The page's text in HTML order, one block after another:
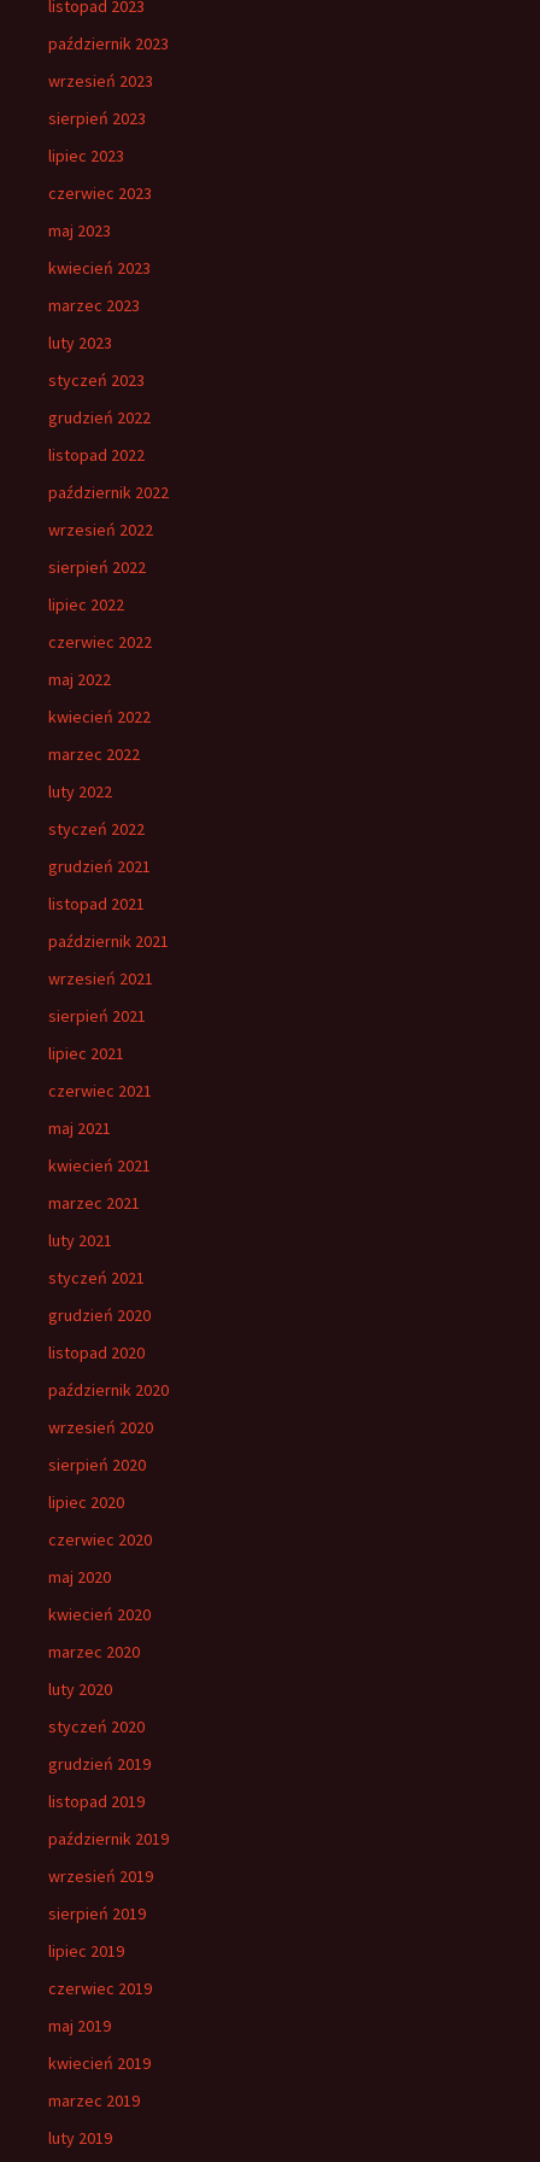
listopad 2023
październik 2023
wrzesień 2023
sierpień 2023
lipiec 2023
czerwiec 2023
maj 2023
kwiecień 2023
marzec 2023
luty 2023
styczeń 2023
grudzień 2022
listopad 2022
październik 2022
wrzesień 2022
sierpień 2022
lipiec 2022
czerwiec 2022
maj 2022
kwiecień 2022
marzec 2022
luty 2022
styczeń 2022
grudzień 2021
listopad 2021
październik 2021
wrzesień 2021
sierpień 2021
lipiec 2021
czerwiec 2021
maj 2021
kwiecień 2021
marzec 2021
luty 2021
styczeń 2021
grudzień 2020
listopad 2020
październik 2020
wrzesień 2020
sierpień 2020
lipiec 2020
czerwiec 2020
maj 2020
kwiecień 2020
marzec 2020
luty 2020
styczeń 2020
grudzień 2019
listopad 2019
październik 2019
wrzesień 2019
sierpień 2019
lipiec 2019
czerwiec 2019
maj 2019
kwiecień 2019
marzec 2019
luty 2019